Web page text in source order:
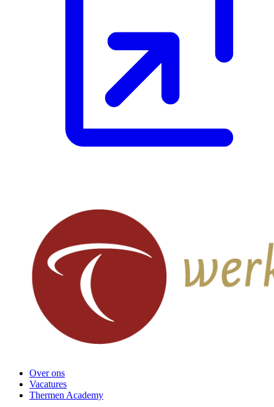
Over ons
Vacatures
Thermen Academy